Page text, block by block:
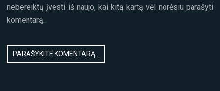
nebereiktų įvesti iš naujo, kai kitą kartą vėl norėsiu parašyti
komentarą.